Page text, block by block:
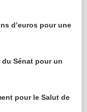
d’euros pour une
Sénat pour un
pour le Salut de